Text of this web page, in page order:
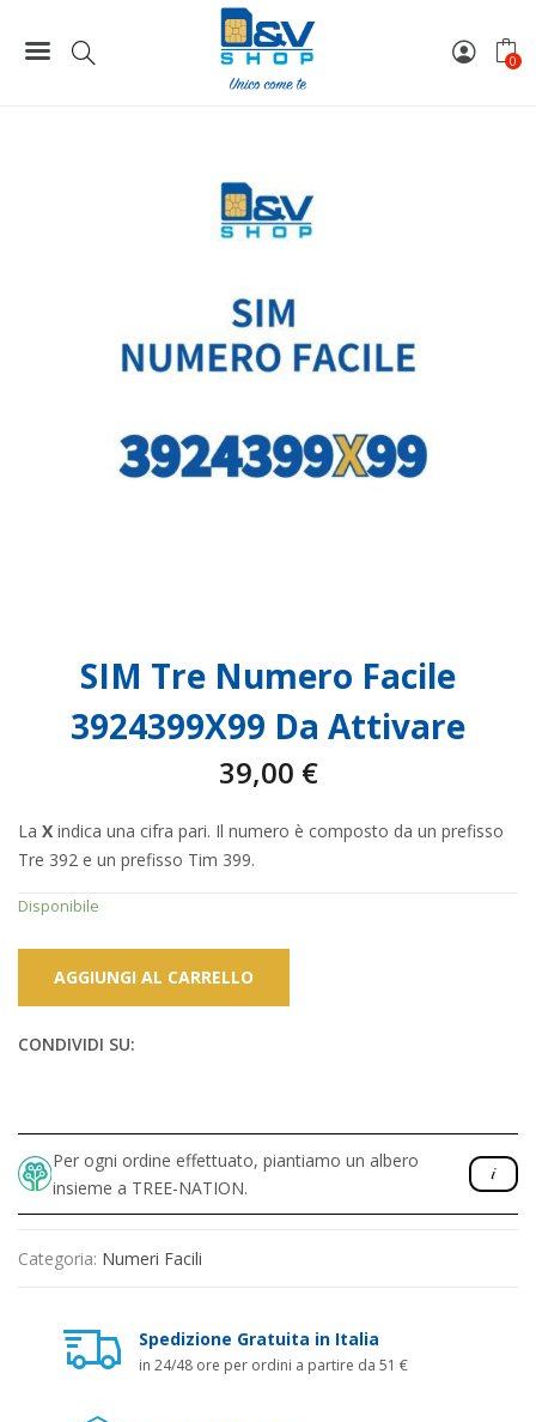
0
SIM Tre Numero Facile 3924399X99 Da Attivare
SIM Tre Numero Facile
3924399X99 Da Attivare
39,00 €
La X indica una cifra pari. Il numero è composto da un prefisso
Tre 392 e un prefisso Tim 399.
Disponibile
AGGIUNGI AL CARRELLO
CONDIVIDI SU:
Per ogni ordine effettuato, piantiamo un albero
insieme a TREE-NATION.
Categoria: Numeri Facili
Spedizione Gratuita in Italia
in 24/48 ore per ordini a partire da 51 €